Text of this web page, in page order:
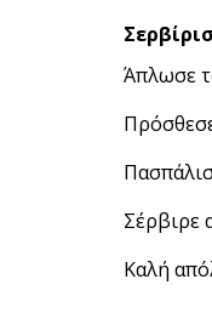
Άπλωσε
Σέρβιρε
Καλή